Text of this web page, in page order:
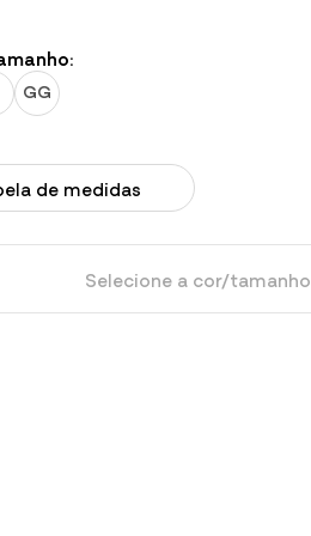
GG
de medidas
Selecione a cor/tamanho